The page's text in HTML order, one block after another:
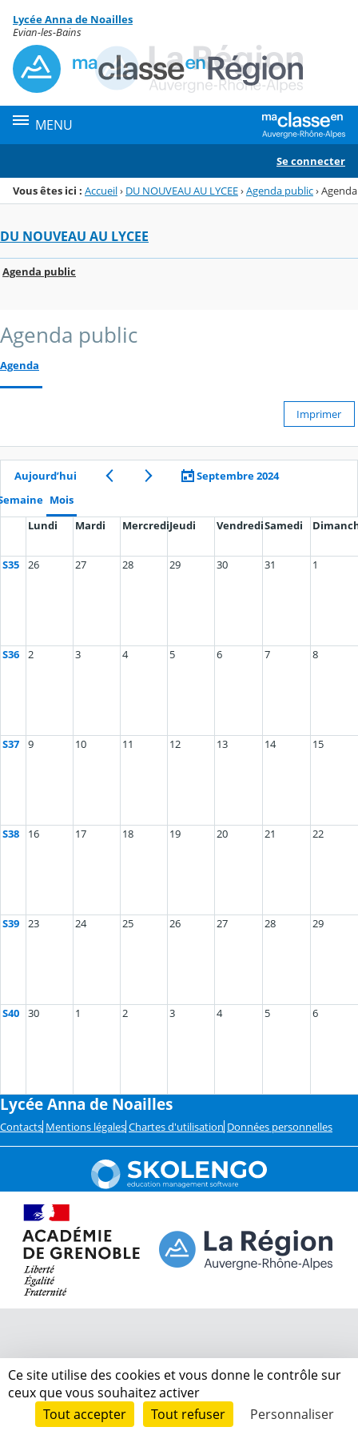
Menu de la rubrique
Contenu
Lycée Anna de Noailles
Evian-les-Bains
MENU
Se connecter
Vous êtes ici : Accueil› DU NOUVEAU AU LYCEE›Agenda public›Agenda
DU NOUVEAU AU LYCEE
Agenda public
Agenda public
Agenda
Imprimer
Aujourd’hui
Septembre 2024
Mois
Lundi
Mardi MercrediJeudi VendrediSamedi
S35 26 27 28 29 30 31 1
S36 2 3 4 5 6 7 8
S37 9 10 11 12 13 14 15
S38 16 17 18 19 20 21 22
S39 23 24 25 26 27 28 29
S40 30 1 2 3 4 5 6
Lycée Anna de Noailles
Contacts Mentions légales Chartes d'utilisation Données personnelles
Ce site utilise des cookies et vous donne le contrôle sur
ceux que vous souhaitez activer
Tout accepter
Tout refuser Personnaliser